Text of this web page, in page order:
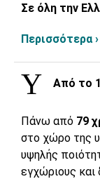
Σε όλη την
Περισσότερα ›
Από το
Πάνω από 79
στο χώρο της
υψηλής
εγχώριους και